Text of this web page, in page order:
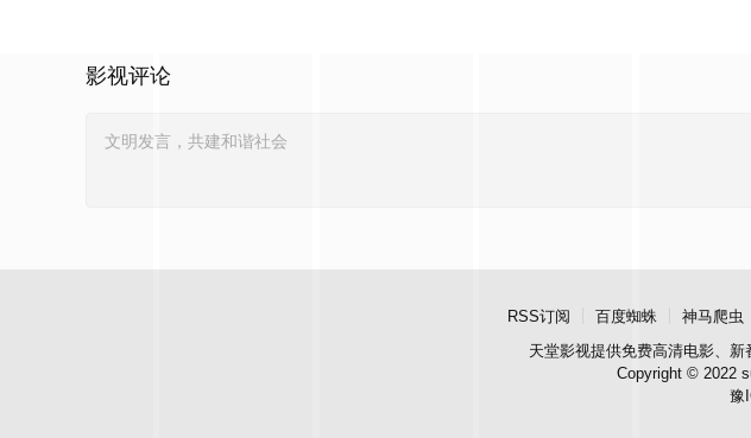
影视评论
RSS订阅 百度蜘蛛 神马爬虫
天堂影视提供免费高清电影、新
Copyright © 2022
豫